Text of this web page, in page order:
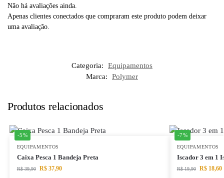
Não há avaliações ainda.
Apenas clientes conectados que compraram este produto podem deixar
uma avaliação.
Categoria:
Equipamentos
Marca:
Polymer
Produtos relacionados
-5%
EQUIPAMENTOS
Caixa Pesca 1 Bandeja Preta
R$39,90 R$37,90
-7%
EQUIPAMENTOS
Iscador 3 em 1
R$19,90 R$18,60